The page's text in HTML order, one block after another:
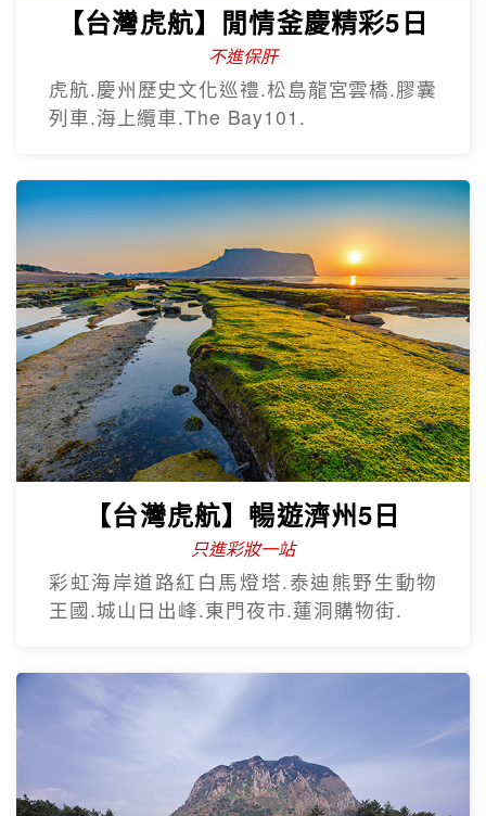
【台灣虎航】閒情釜慶精彩5日
不進保肝
虎航.慶州歷史文化巡禮.松島龍宮雲橋.膠囊
列車.海上纜車.The Bay101.
【台灣虎航】暢遊濟州5日
只進彩妝一站
彩虹海岸道路紅白馬燈塔.泰迪熊野生動物
王國.城山日出峰.東門夜市.蓮洞購物街.